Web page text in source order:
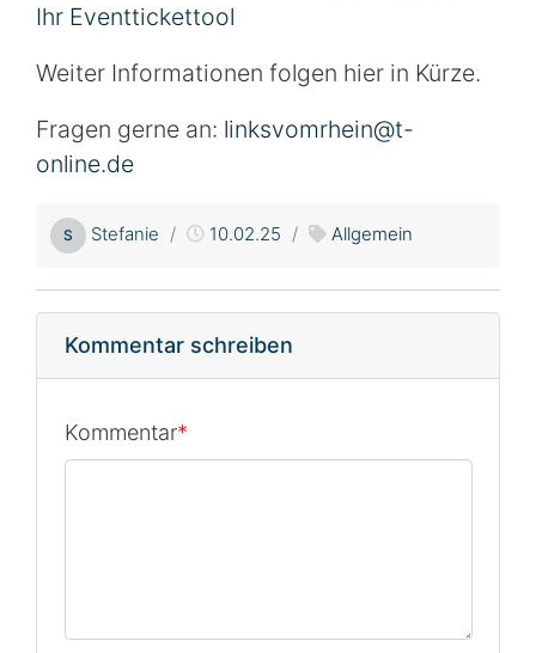
Ihr Eventtickettool
Weiter Informationen folgen hier in Kürze.
Fragen gerne an: linksvomrhein@t-
online.de
S Stefanie 10.02.25 Allgemein
Kommentar schreiben
Kommentar*